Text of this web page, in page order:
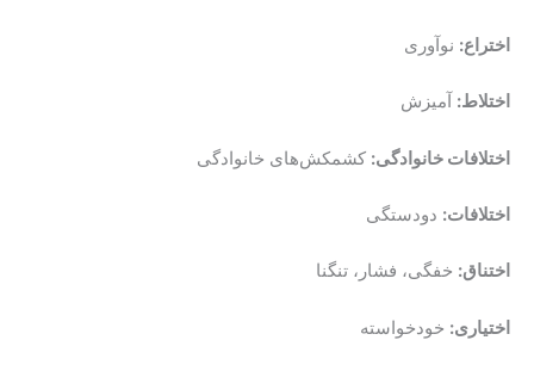
اختراع: نوآوری
اختلاط: آمیزش
اختلافات خانوادگی: کشمکش‌های خانوادگی
اختلافات: دودستگی
اختناق: خفگی، فشار، تنگنا
اختیاری: خودخواسته